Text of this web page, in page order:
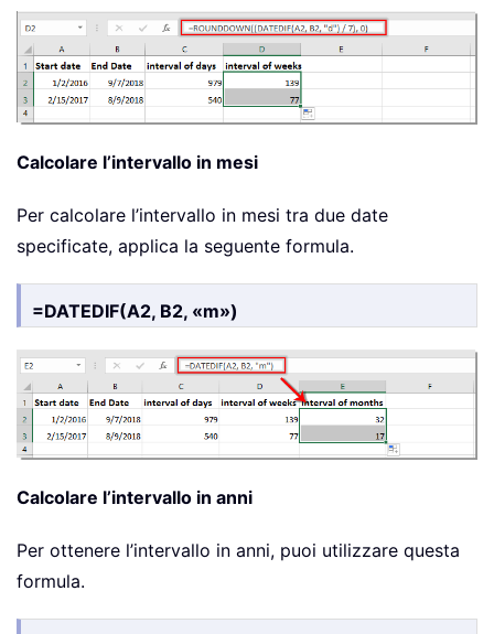
Calcolare l’intervallo in mesi
Per calcolare l’intervallo in mesi tra due date
specificate, applica la seguente formula.
=DATEDIF(A2, B2, «m»)
Calcolare l’intervallo in anni
Per ottenere l’intervallo in anni, puoi utilizzare questa
formula.